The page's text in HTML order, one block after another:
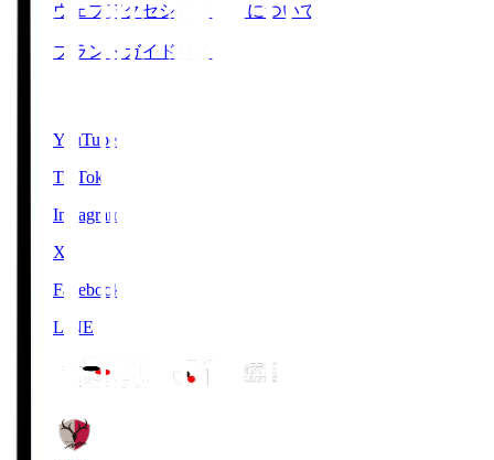
ウェブアクセシビリティについて
ブランドガイドライン
YouTube
TikTok
Instagram
X
Facebook
LINE